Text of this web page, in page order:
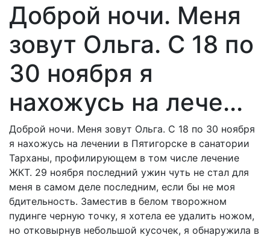
Доброй ночи. Меня
зовут Ольга. С 18 по
30 ноября я
нахожусь на лече...
Доброй ночи. Меня зовут Ольга. С 18 по 30 ноября
я нахожусь на лечении в Пятигорске в санатории
Тарханы, профилирующем в том числе лечение
ЖКТ. 29 ноября последний ужин чуть не стал для
меня в самом деле последним, если бы не моя
бдительность. Заместив в белом творожном
пудинге черную точку, я хотела ее удалить ножом,
но отковырнув небольшой кусочек, я обнаружила в